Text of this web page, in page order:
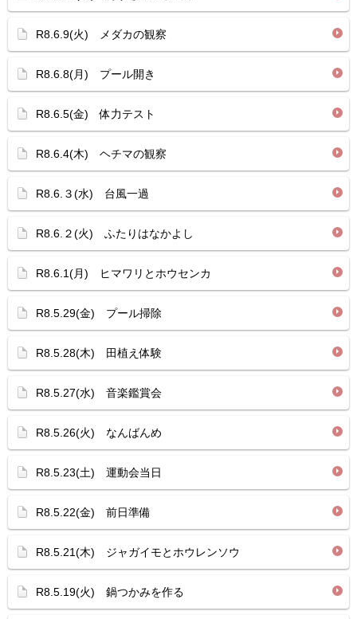
R8.6.9(火) メダカの観察
R8.6.8(月) プール開き
R8.6.5(金) 体力テスト
R8.6.4(木) ヘチマの観察
R8.6.３(水) 台風一過
R8.6.２(火) ふたりはなかよし
R8.6.1(月) ヒマワリとホウセンカ
R8.5.29(金) プール掃除
R8.5.28(木) 田植え体験
R8.5.27(水) 音楽鑑賞会
R8.5.26(火) なんばんめ
R8.5.23(土) 運動会当日
R8.5.22(金) 前日準備
R8.5.21(木) ジャガイモとホウレンソウ
R8.5.19(火) 鍋つかみを作る